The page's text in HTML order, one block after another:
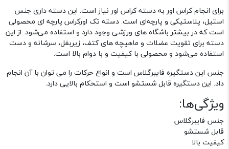
برای انجام کراس اور به دسته کراس اور نیاز است. این دسته داری جنس
استیل، پلاستیکی و پارچه‌ای است. دسته تک اورکراس پارچه ای محصولی
است که در بیشتر باشگاه های ورزشی وجود دارد و استفاده می‌شود. از این
دسته برای تقویت عضلات و ماهیچه های کتف، زیربغل، سرشانه و دست
استفاده می‌شود و محصولی با کیفیت و با دوام بالا است.
جنس این دستگیره فایبرگلاس است و انواع حرکات را می توان با آن انجام
داد. این دستگیره قابل شستشو است و استحکام بالایی دارد.
ویژگی‌ها:
جنس فایبرگلاس
قابل شستشو
کیفیت بالا